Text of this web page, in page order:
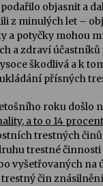
objasnit a
z minulých let –
a potyčky mohou
a zdraví
škodlivá a k
přísných
roku došlo
a to o 14 procent
trestných
trestné činnosti
vyšetřovaných
čin